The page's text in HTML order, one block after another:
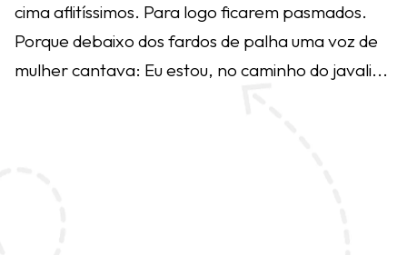
cima aflitíssimos. Para logo ficarem pasmados.
Porque debaixo dos fardos de palha uma voz de
mulher cantava: Eu estou, no caminho do javali...